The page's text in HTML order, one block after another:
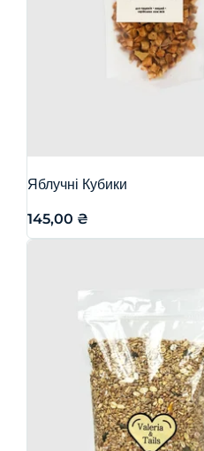
Яблучні Кубики
145,00 ₴